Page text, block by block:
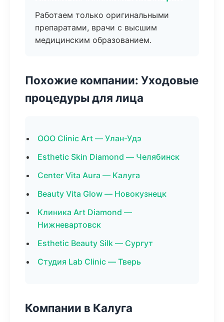
Работаем только оригинальными
препаратами, врачи с высшим
медицинским образованием.
Похожие компании: Уходовые
процедуры для лица
ООО Clinic Art — Улан-Удэ
Esthetic Skin Diamond — Челябинск
Center Vita Aura — Калуга
Beauty Vita Glow — Новокузнецк
Клиника Art Diamond —
Нижневартовск
Esthetic Beauty Silk — Сургут
Студия Lab Clinic — Тверь
Компании в Калуга